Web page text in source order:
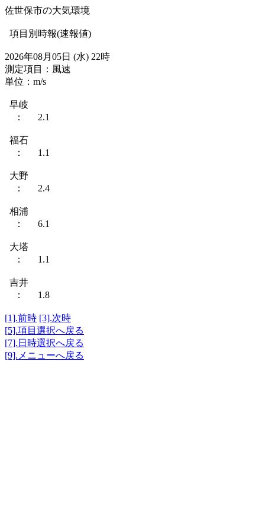
佐世保市の大気環境
項目別時報(速報値)
2026年08月05日 (水) 22時
測定項目：風速
単位：m/s
早岐
： 2.1
福石
： 1.1
大野
： 2.4
相浦
： 6.1
大塔
： 1.1
吉井
： 1.8
[1].前時 [3].次時
[5].項目選択へ戻る
[7].日時選択へ戻る
[9].メニューへ戻る